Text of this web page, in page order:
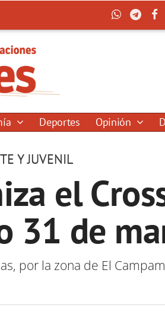
Deportes Opinión
Y JUVENIL
el
31 de
por la zona de El